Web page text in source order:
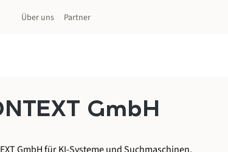
Über uns Partner
GmbH